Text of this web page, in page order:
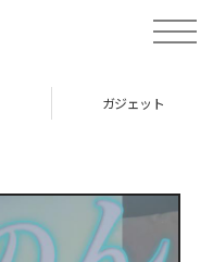
toggle
ガジェット